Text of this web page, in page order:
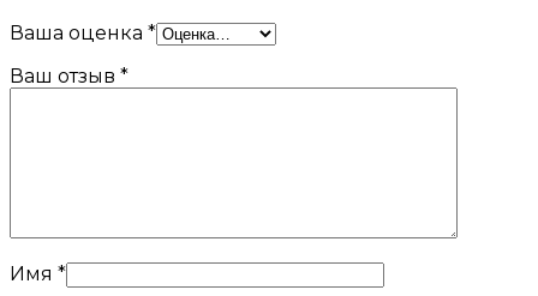
Ваша оценка *
Ваш отзыв *
Имя *